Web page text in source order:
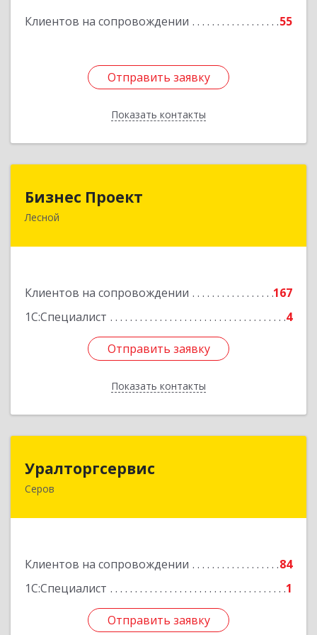
Клиентов на сопровождении 55
Отправить заявку
Показать контакты
Отправить заявку
Назад
Бизнес Проект
Лесной
Клиентов на сопровождении
167
1С:Специалист
4
Отправить заявку
Показать контакты
624200, Свердловская обл, Лесной г, Сиротина
Отправить заявку
Назад
Уралторгсервис
Серов
Клиентов на сопровождении
84
1С:Специалист
1
Отправить заявку
624980, Свердловская обл, Серов г, Кирова ул,
Отправить заявку